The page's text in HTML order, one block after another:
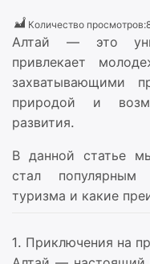
Количество просмотров:
Алтай — это
привлекает
захватывающими
природой и
развития.
В данной статье
стал
туризма и какие
1. Приключения на